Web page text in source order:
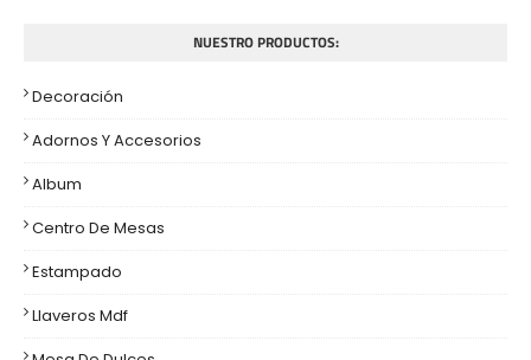
NUESTRO PRODUCTOS:
Decoración
Adornos Y Accesorios
Album
Centro De Mesas
Estampado
Llaveros Mdf